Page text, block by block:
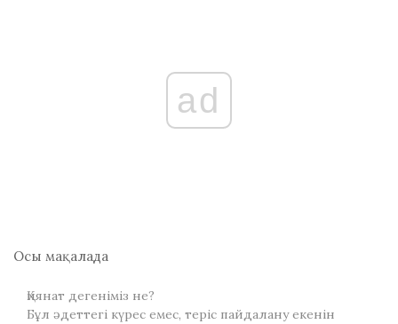
ad
Осы мақалада
Қиянат дегеніміз не?
Бұл әдеттегі күрес емес, теріс пайдалану екенін